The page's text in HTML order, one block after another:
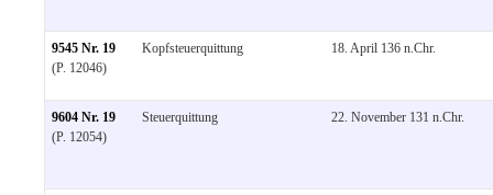
9545 Nr. 19
(P. 12046)
Kopfsteuerquittung 18. April 136 n.Chr.
9604 Nr. 19
(P. 12054)
Steuerquittung 22. November 131 n.Chr.